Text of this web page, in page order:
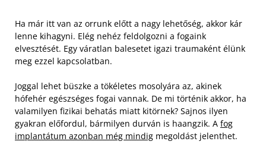
Ha már itt van az orrunk előtt a nagy lehetőség, akkor kár
lenne kihagyni. Elég nehéz feldolgozni a fogaink
elvesztését. Egy váratlan balesetet igazi traumaként élünk
meg ezzel kapcsolatban.
Joggal lehet büszke a tökéletes mosolyára az, akinek
hófehér egészséges fogai vannak. De mi történik akkor, ha
valamilyen fizikai behatás miatt kitörnek? Sajnos ilyen
gyakran előfordul, bármilyen durván is haangzik. A fog
implantátum azonban még mindig megoldást jelenthet.